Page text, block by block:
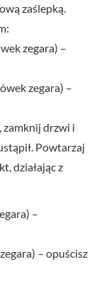
zaślepką.
zegara) –
zegara) –
drzwi i
Powtarzaj
działając z
–
– opuścisz